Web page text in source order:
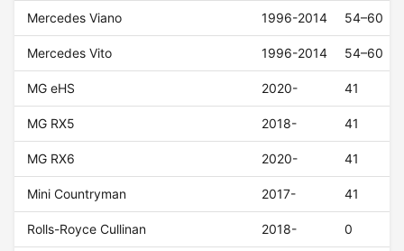
Mercedes Viano 1996-2014 54–60
Mercedes Vito 1996-2014 54–60
MG eHS 2020- 41
MG RX5 2018- 41
MG RX6 2020- 41
Mini Countryman 2017- 41
Rolls-Royce Cullinan 2018- 0